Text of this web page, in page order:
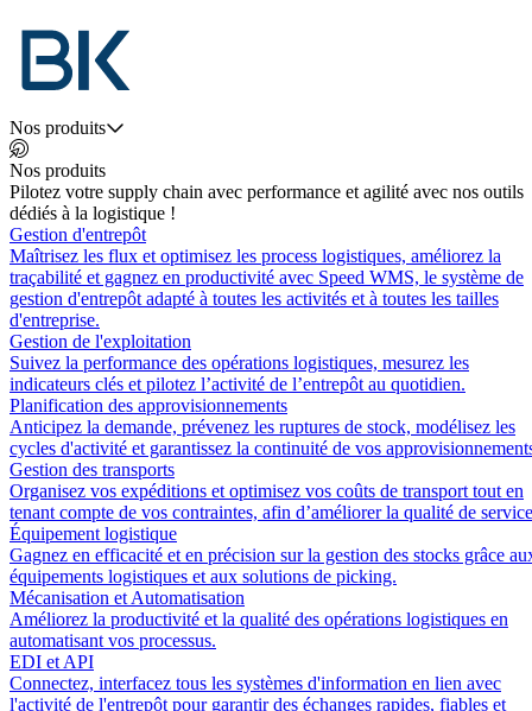
Nos produits
Nos produits
Pilotez votre supply chain avec performance et agilité avec nos outils
dédiés à la logistique !
Gestion d'entrepôt
Maîtrisez les flux et optimisez les process logistiques, améliorez la
traçabilité et gagnez en productivité avec Speed WMS, le système de
gestion d'entrepôt adapté à toutes les activités et à toutes les tailles
d'entreprise.
Gestion de l'exploitation
Suivez la performance des opérations logistiques, mesurez les
indicateurs clés et pilotez l’activité de l’entrepôt au quotidien.
Planification des approvisionnements
Anticipez la demande, prévenez les ruptures de stock, modélisez les
cycles d'activité et garantissez la continuité de vos
Gestion des transports
Organisez vos expéditions et optimisez vos coûts de transport tout en
tenant compte de vos contraintes, afin d’améliorer la qualité de
Équipement logistique
Gagnez en efficacité et en précision sur la gestion des stocks grâce
équipements logistiques et aux solutions de picking.
Mécanisation et Automatisation
Améliorez la productivité et la qualité des opérations logistiques en
automatisant vos processus.
EDI et API
Connectez, interfacez tous les systèmes d'information en lien avec
l'activité de l'entrepôt pour garantir des échanges rapides, fiables et